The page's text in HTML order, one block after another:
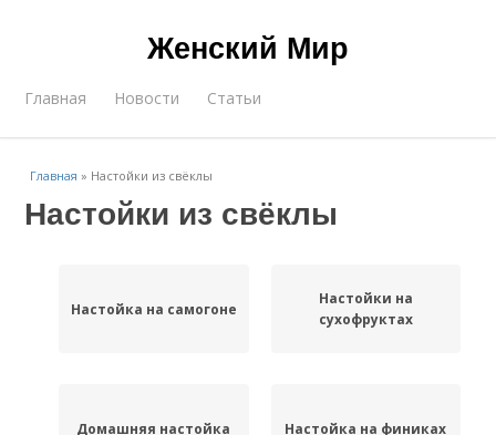
Женский Мир
Главная Новости Статьи
Главная » Настойки из свёклы
Настойки из свёклы
Настойка на самогоне
Настойки на
сухофруктах
Домашняя настойка Настойка на финиках